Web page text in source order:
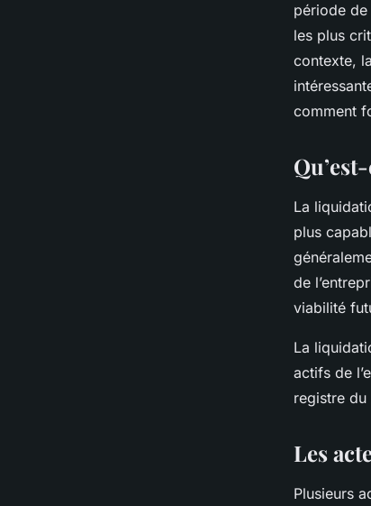
liquidation :
6 min de lecture
période de
les plus
contexte,
comment
La
plus
de
viabilité
La
actifs de
registre
Les
Plusieurs